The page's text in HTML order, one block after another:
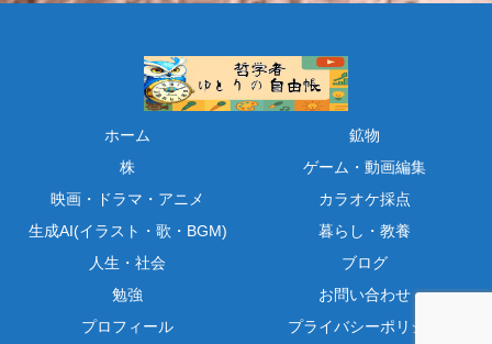
ホーム
鉱物
株
ゲーム・動画編集
映画・ドラマ・アニメ
カラオケ採点
生成AI(イラスト・歌・BGM)
暮らし・教養
人生・社会
ブログ
勉強
お問い合わせ
プロフィール
プライバシーポリシー